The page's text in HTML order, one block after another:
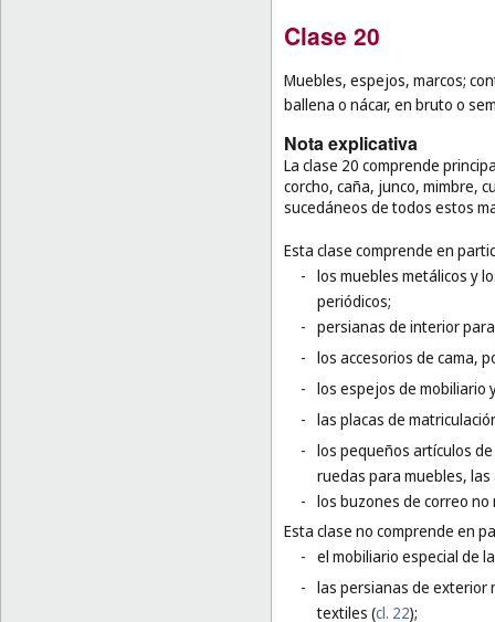
Clase 20
Muebles, espejos, marcos;
ballena o nácar, en bruto o
Nota explicativa
La clase 20 comprende
corcho, caña, junco, mimbre,
sucedáneos de todos estos
Esta clase comprende en
- los muebles metálicos y
periódicos;
- persianas de interior
- los accesorios de cama,
- los espejos de mobiliario
- las placas de
- los pequeños artículos
ruedas para muebles,
- los buzones de correo no
Esta clase no comprende en
- el mobiliario especial de
- las persianas de exterior
textiles (cl. 22);